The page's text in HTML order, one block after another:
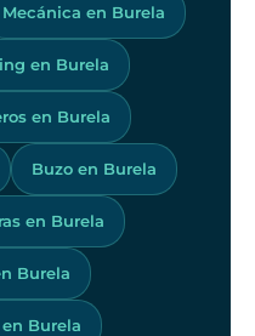
Mecánica en Burela
en Burela
en Burela
Buzo en Burela
en Burela
Burela
Burela